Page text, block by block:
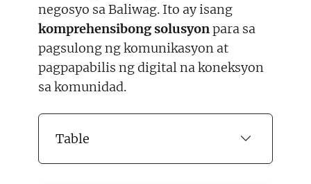
negosyo sa Baliwag. Ito ay isang
komprehensibong solusyonpara sa
pagsulong ng komunikasyon at
pagpapabilis ng digital na koneksyon
sa komunidad.
Table